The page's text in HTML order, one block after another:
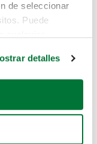
de seleccionar
Puede
geográfica
activamente
detalles
estás